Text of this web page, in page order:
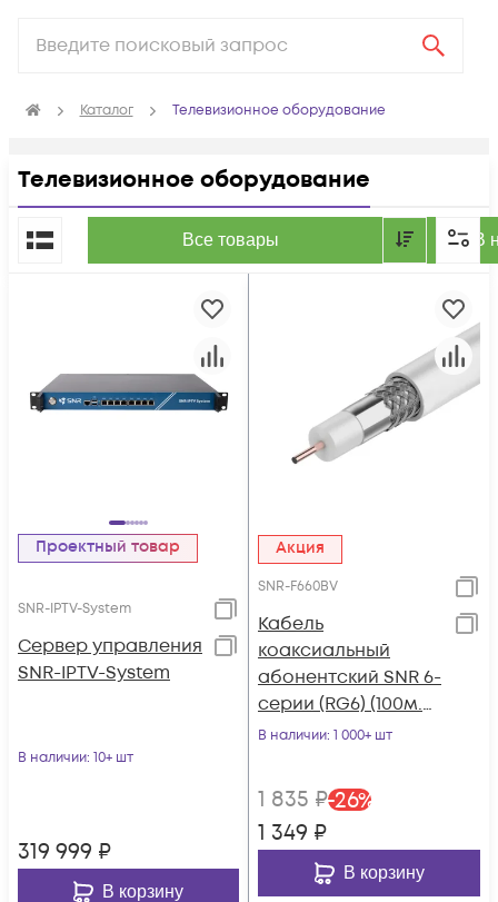
Каталог Телевизионное оборудование
Телевизионное оборудование
Все товары В
По популярности
Проектный товар
SNR-IPTV-System
Сервер управления
SNR-IPTV-System
В наличии: 10+ шт
319 999 ₽
В корзину
Акция
SNR-F660BV
Кабель
коаксиальный
абонентский SNR 6-
серии (RG6) (100м.
бухта)(заполнение
В наличии: 1 000+ шт
1 835 ₽-26%
1 349 ₽
В корзину